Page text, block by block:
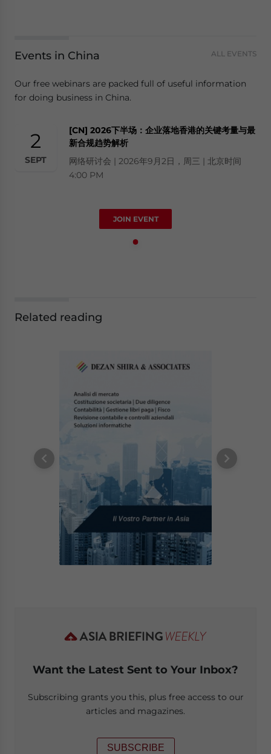
Events in China ALL EVENTS
Our free webinars are packed full of useful information
for doing business in China.
2
SEPT
[CN] 2026下半场：企业落地香港的关键考量与最
新合规趋势解析
网络研讨会 | 2026年9月2日，周三 | 北京时间
4:00 PM
JOIN EVENT
Related reading
Want the Latest Sent to Your Inbox?
Subscribing grants you this, plus free access to our
articles and magazines.
SUBSCRIBE